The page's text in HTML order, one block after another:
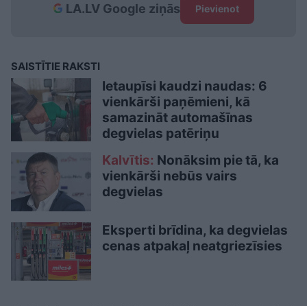
LA.LV Google ziņās Pievienot
SAISTĪTIE RAKSTI
Ietaupīsi kaudzi naudas: 6
vienkārši paņēmieni, kā
samazināt automašīnas
degvielas patēriņu
Kalvītis: Nonāksim pie tā, ka
vienkārši nebūs vairs
degvielas
Eksperti brīdina, ka degvielas
cenas atpakaļ neatgriezīsies